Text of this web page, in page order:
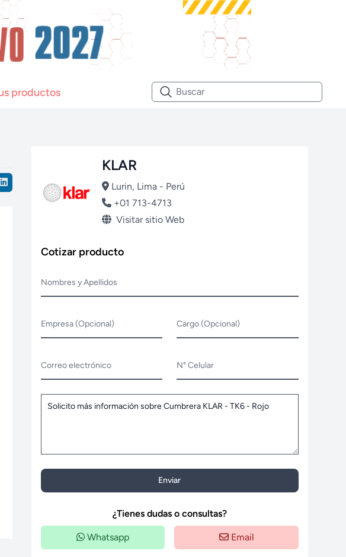
productos
KLAR
Lurin, Lima - Perú
+01 713-4713
Visitar sitio Web
Cotizar producto
Nombres y Apellidos
Empresa (Opcional) Cargo (Opcional)
Correo electrónico N° Celular
Enviar
¿Tienes dudas o consultas?
Whatsapp Email